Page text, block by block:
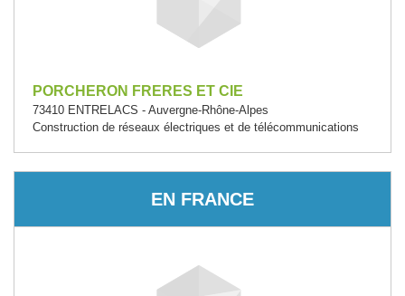
PORCHERON FRERES ET CIE
73410 ENTRELACS - Auvergne-Rhône-Alpes
Construction de réseaux électriques et de télécommunications
EN FRANCE